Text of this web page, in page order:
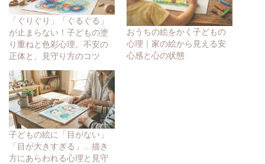
「ぐりぐり」「ぐるぐる」
が止まらない！子どもの塗
り重ねと色彩心理。不安の
正体と、見守り方のコツ
おうちの絵をかく子どもの
心理｜家の絵から見える安
心感と心の状態
子どもの絵に「目がない」
「目が大きすぎる」…描き
方にあらわれる心理と見守